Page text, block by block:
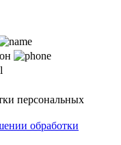
персональных
обработки